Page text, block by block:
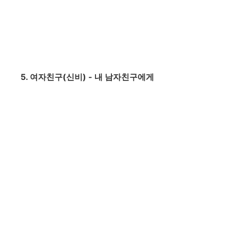
5. 여자친구(신비) - 내 남자친구에게